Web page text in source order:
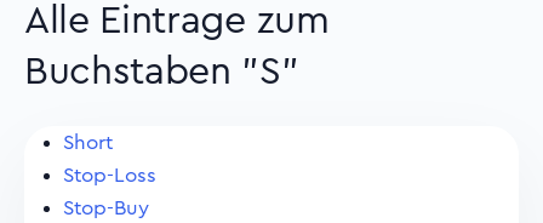
Alle Eintrage zum
Buchstaben "S"
Short
Stop-Loss
Stop-Buy